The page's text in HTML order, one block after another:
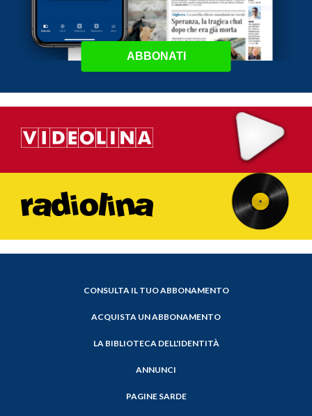
ABBONATI
CONSULTA IL TUO ABBONAMENTO
ACQUISTA UN ABBONAMENTO
LA BIBLIOTECA DELL'IDENTITÀ
ANNUNCI
PAGINE SARDE